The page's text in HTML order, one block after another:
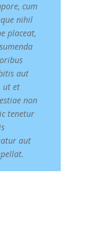
cum
nihil
placeat,
aut
ut et
non
tenetur
aut